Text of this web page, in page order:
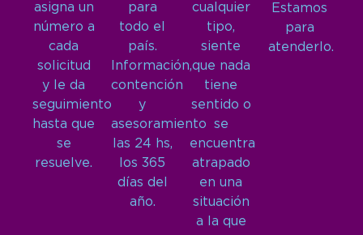
asigna un
número a
cada
solicitud
y le da
seguimiento
hasta que
se
resuelve.
para
todo el
país.
Información,
contención
y
asesoramiento
las 24 hs,
los 365
días del
año.
cualquier
tipo,
siente
que nada
tiene
sentido o
se
encuentra
atrapado
en una
situación
a la que
Estamos
para
atenderlo.